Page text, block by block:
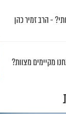
- הרב זמיר כהן
מקיימים מצוות?